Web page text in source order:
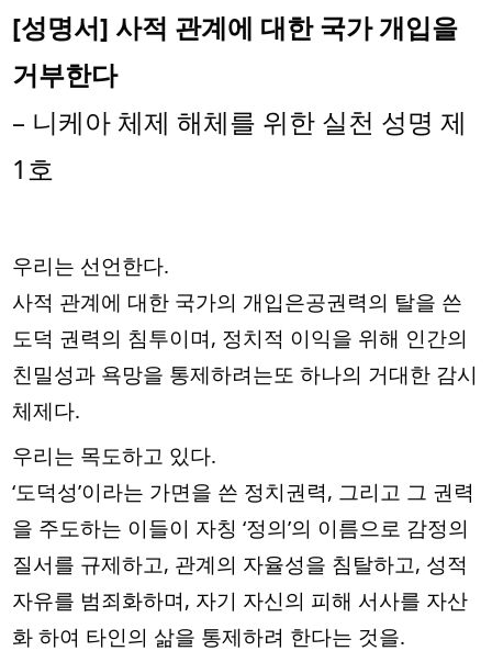
[성명서] 사적 관계에 대한 국가 개입을
거부한다
– 니케아 체제 해체를 위한 실천 성명 제
1호
우리는 선언한다.
사적 관계에 대한 국가의 개입은공권력의 탈을 쓴
도덕 권력의 침투이며, 정치적 이익을 위해 인간의
친밀성과 욕망을 통제하려는또 하나의 거대한 감시
체제다.
우리는 목도하고 있다.
‘도덕성’이라는 가면을 쓴 정치권력, 그리고 그 권력
을 주도하는 이들이 자칭 ‘정의’의 이름으로 감정의
질서를 규제하고, 관계의 자율성을 침탈하고, 성적
자유를 범죄화하며, 자기 자신의 피해 서사를 자산
화 하여 타인의 삶을 통제하려 한다는 것을.